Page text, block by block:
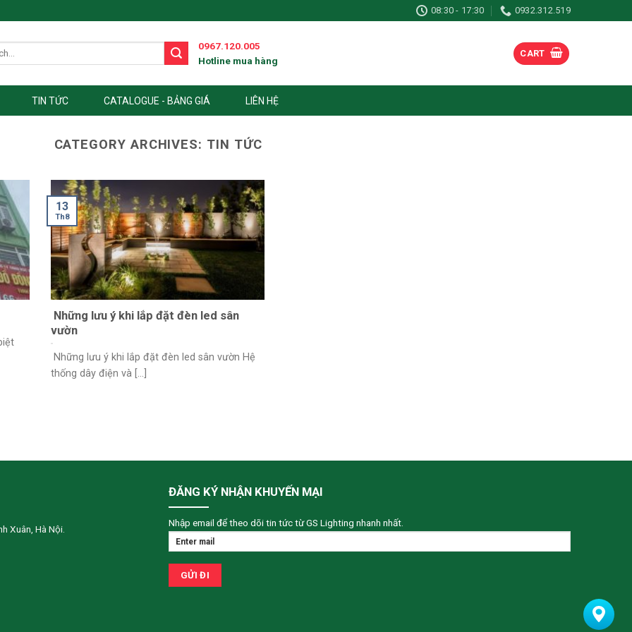
08:30 - 17:30 0932.312.519
0967.120.005
Hotline mua hàng
CART
TIN TỨC CATALOGUE - BẢNG GIÁ LIÊN HỆ
CATEGORY ARCHIVES: TIN TỨC
Những lưu ý khi lắp đặt đèn led sân
vườn
Những lưu ý khi lắp đặt đèn led sân vườn Hệ
thống dây điện và [...]
13
Th8
Xuân, Hà Nội.
ĐĂNG KÝ NHẬN KHUYẾN MẠI
Nhập email để theo dõi tin tức từ GS Lighting nhanh nhất.